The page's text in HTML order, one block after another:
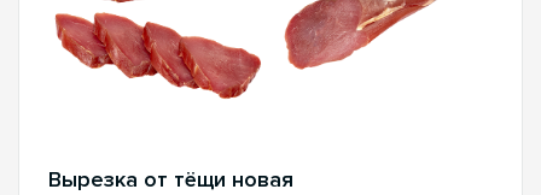
Вырезка от тёщи новая